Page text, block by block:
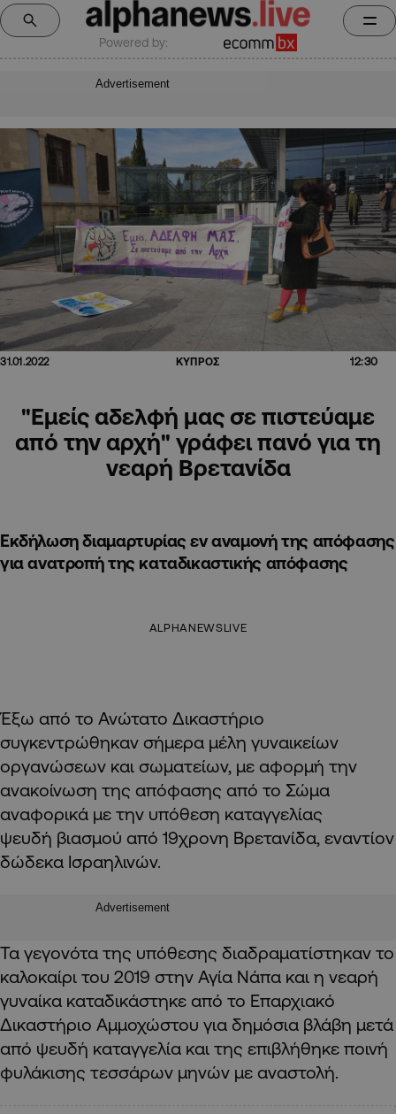
Powered by:
Advertisement
31.01.2022 ΚΥΠΡΟΣ 12:30
"Εμείς αδελφή μας σε πιστεύαμε
από την αρχή" γράφει πανό για τη
νεαρή Βρετανίδα
Εκδήλωση διαμαρτυρίας εν αναμονή της απόφασης
για ανατροπή της καταδικαστικής απόφασης
ALPHANEWSLIVE
Έξω από το Ανώτατο Δικαστήριο
συγκεντρώθηκαν σήμερα μέλη γυναικείων
οργανώσεων και σωματείων, με αφορμή την
ανακοίνωση της απόφασης από το Σώμα
αναφορικά με την υπόθεση καταγγελίας
ψευδή βιασμού από 19χρονη Βρετανίδα, εναντίον
δώδεκα Ισραηλινών.
Advertisement
Τα γεγονότα της υπόθεσης διαδραματίστηκαν το
καλοκαίρι του 2019 στην Αγία Νάπα και η νεαρή
γυναίκα καταδικάστηκε από το Επαρχιακό
Δικαστήριο Αμμοχώστου για δημόσια βλάβη μετά
από ψευδή καταγγελία και της επιβλήθηκε ποινή
φυλάκισης τεσσάρων μηνών με αναστολή.